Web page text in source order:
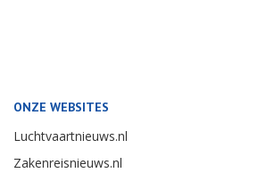
ONZE WEBSITES
Luchtvaartnieuws.nl
Zakenreisnieuws.nl